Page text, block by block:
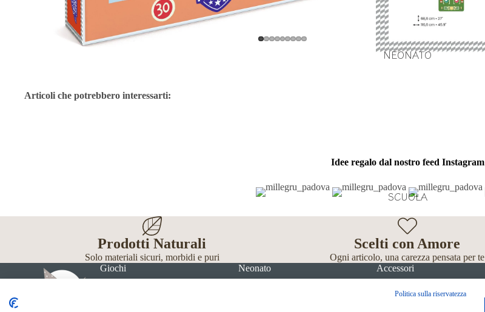
NEONATO
SCUOLA
Articoli che potrebbero interessarti:
Idee regalo dal nostro feed Instagram
Prodotti Naturali
Solo materiali sicuri, morbidi e puri
Scelti con Amore
Ogni articolo, una carezza pensata per te
Giochi
Neonato Accessori
Politica sulla riservatezza